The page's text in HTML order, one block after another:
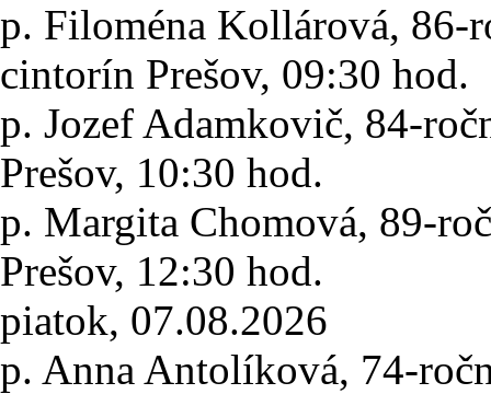
p. Filoména Kollárová, 86-
cintorín Prešov, 09:30 hod.
p. Jozef Adamkovič, 84-
Prešov, 10:30 hod.
p. Margita Chomová, 89-
Prešov, 12:30 hod.
piatok, 07.08.2026
p. Anna Antolíková, 74-